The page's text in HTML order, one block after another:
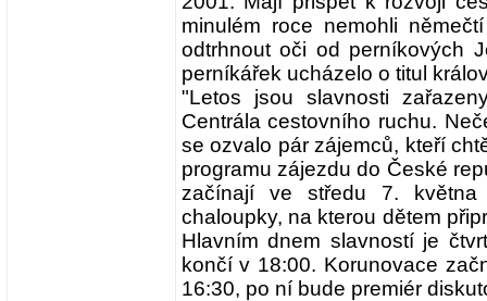
minulém roce nemohli
odtrhnout oči od perníkových
perníkářek ucházelo o titul
"Letos jsou slavnosti
Centrála cestovního ruchu.
se ozvalo pár zájemců, kteří
programu zájezdu do České
začínají ve středu 7.
chaloupky, na kterou dětem
Hlavním dnem slavností je
končí v 18:00. Korunovace
16:30, po ní bude premiér